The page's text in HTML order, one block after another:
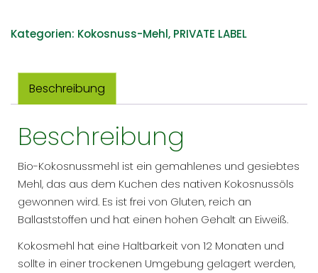
Kategorien: Kokosnuss-Mehl, PRIVATE LABEL
Beschreibung
Beschreibung
Bio-Kokosnussmehl ist ein gemahlenes und gesiebtes
Mehl, das aus dem Kuchen des nativen Kokosnussöls
gewonnen wird. Es ist frei von Gluten, reich an
Ballaststoffen und hat einen hohen Gehalt an Eiweiß.
Kokosmehl hat eine Haltbarkeit von 12 Monaten und
sollte in einer trockenen Umgebung gelagert werden,